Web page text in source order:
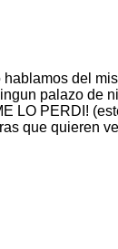
del
palazo de
LO PERDI!
que quieren